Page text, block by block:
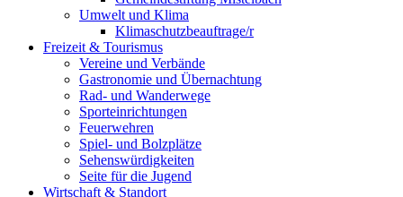
Umwelt und Klima
Klimaschutzbeauftrage/r
Freizeit & Tourismus
Vereine und Verbände
Gastronomie und Übernachtung
Rad- und Wanderwege
Sporteinrichtungen
Feuerwehren
Spiel- und Bolzplätze
Sehenswürdigkeiten
Seite für die Jugend
Wirtschaft & Standort